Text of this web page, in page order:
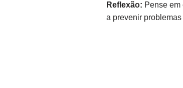
Reflexão: Pense
a prevenir